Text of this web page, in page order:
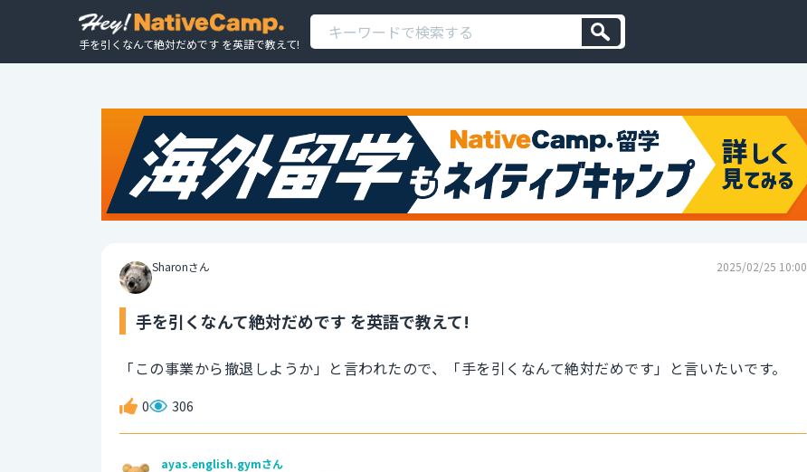
手を引くなんて絶対だめです を英語で教えて!
Sharonさん 2025/02/25 10:00
手を引くなんて絶対だめです を英語で教えて!
「この事業から撤退しようか」と言われたので、「手を引くなんて絶対だめです」と言いたいです。
0 306
ayas.english.gymさん